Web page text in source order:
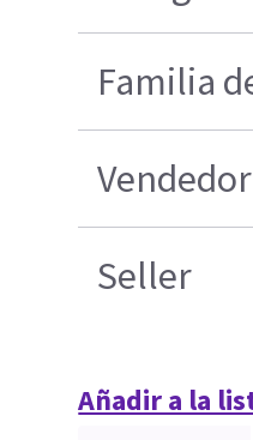
Familia
Vendedor
Seller
Añadir a la